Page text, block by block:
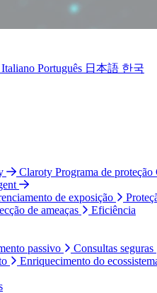
Italiano Português 日本語 한국
Claroty Programa de proteção
de exposição
de ameaças
Eficiência
passivo
Consultas seguras
Enriquecimento do